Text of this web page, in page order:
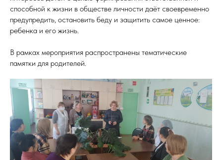
способной к жизни в обществе личности даёт своевременно
предупредить, остановить беду и защитить самое ценное:
ребенка и его жизнь.
В рамках мероприятия распространены тематические
памятки для родителей.